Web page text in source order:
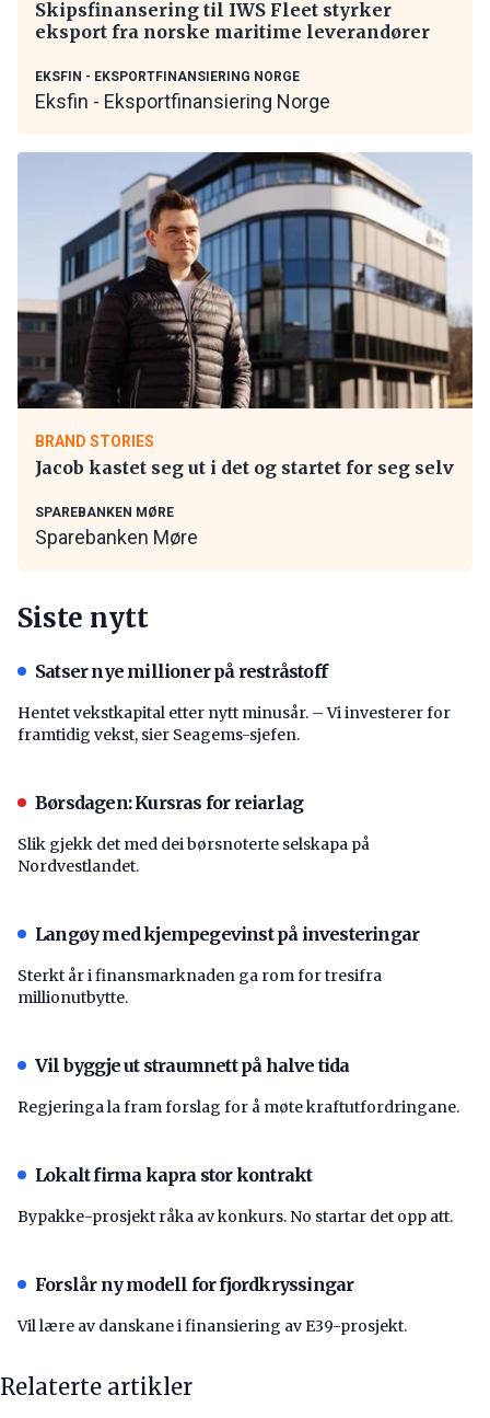
Skipsfinansering til IWS Fleet styrker
eksport fra norske maritime leverandører
EKSFIN - EKSPORTFINANSIERING NORGE
Eksfin - Eksportfinansiering Norge
BRAND STORIES
Jacob kastet seg ut i det og startet for seg selv
SPAREBANKEN MØRE
Sparebanken Møre
Siste nytt
Satser nye millioner på restråstoff
Hentet vekstkapital etter nytt minusår. – Vi investerer for
framtidig vekst, sier Seagems-sjefen.
Børsdagen: Kursras for reiarlag
Slik gjekk det med dei børsnoterte selskapa på
Nordvestlandet.
Langøy med kjempegevinst på investeringar
Sterkt år i finansmarknaden ga rom for tresifra
millionutbytte.
Vil byggje ut straumnett på halve tida
Regjeringa la fram forslag for å møte kraftutfordringane.
Lokalt firma kapra stor kontrakt
Bypakke-prosjekt råka av konkurs. No startar det opp att.
Forslår ny modell for fjordkryssingar
Vil lære av danskane i finansiering av E39-prosjekt.
Relaterte artikler